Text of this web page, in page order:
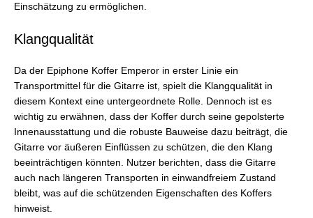
Einschätzung zu ermöglichen.
Klangqualität
Da der Epiphone Koffer Emperor in erster Linie ein
Transportmittel für die Gitarre ist, spielt die Klangqualität in
diesem Kontext eine untergeordnete Rolle. Dennoch ist es
wichtig zu erwähnen, dass der Koffer durch seine gepolsterte
Innenausstattung und die robuste Bauweise dazu beiträgt, die
Gitarre vor äußeren Einflüssen zu schützen, die den Klang
beeinträchtigen könnten. Nutzer berichten, dass die Gitarre
auch nach längeren Transporten in einwandfreiem Zustand
bleibt, was auf die schützenden Eigenschaften des Koffers
hinweist.